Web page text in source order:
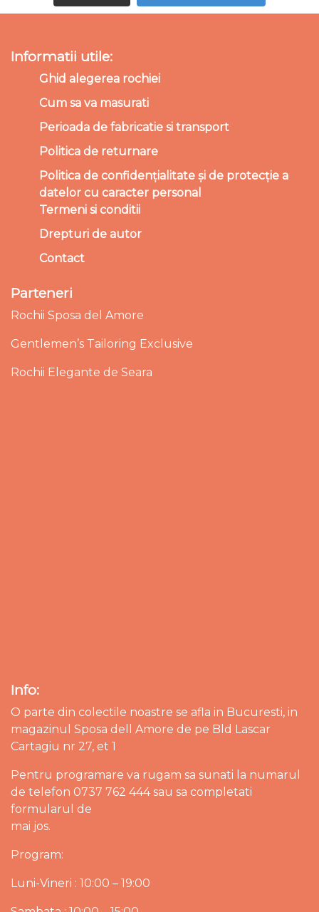
Informatii utile:
Ghid alegerea rochiei
Cum sa va masurati
Perioada de fabricatie si transport
Politica de returnare
Politica de confidențialitate și de protecție a
datelor cu caracter personal
Termeni si conditii
Drepturi de autor
Contact
Parteneri
Rochii Sposa del Amore
Gentlemen’s Tailoring Exclusive
Rochii Elegante de Seara
Info:
O parte din colectile noastre se afla in Bucuresti, in
magazinul Sposa dell Amore de pe Bld Lascar
Cartagiu nr 27, et 1
Pentru programare va rugam sa sunati la numarul
de telefon 0737 762 444 sau sa completati
formularul de
mai jos.
Program:
Luni-Vineri : 10:00 – 19:00